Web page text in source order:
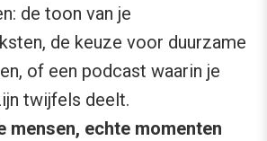
de toon van je
de keuze voor duurzame
of een podcast waarin je
twijfels deelt.
mensen, echte momenten